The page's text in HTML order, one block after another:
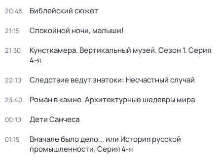
20:45 Библейский сюжет
21:15 Спокойной ночи, малыши!
21:30 Кунсткамера. Вертикальный музей. Сезон 1. Серия
4-я
22:10 Следствие ведут знатоки: Несчастный случай
23:40 Роман в камне. Архитектурные шедевры мира
00:10 Дети Санчеса
01:15
Вначале было дело... или История русской
промышленности. Серия 4-я